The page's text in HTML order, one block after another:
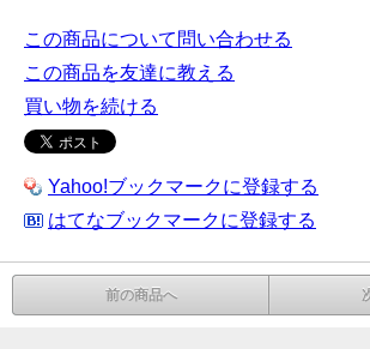
この商品について問い合わせる
この商品を友達に教える
買い物を続ける
Yahoo!ブックマークに登録する
はてなブックマークに登録する
前の商品へ